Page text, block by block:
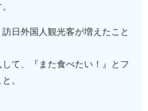
日外国人観光客が増えたこと
て、『また食べたい！』とフ
。